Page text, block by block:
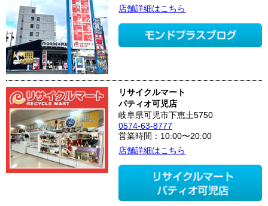
店舗詳細はこちら
リサイクルマート
パティオ可児店
岐阜県可児市下恵土5750
0574-63-8777
営業時間：10:00〜20:00
店舗詳細はこちら